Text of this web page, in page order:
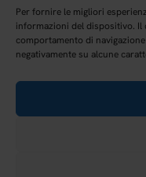
Per fornire le migliori
informazioni del dispositivo. Il
comportamento di
negativamente su alcune